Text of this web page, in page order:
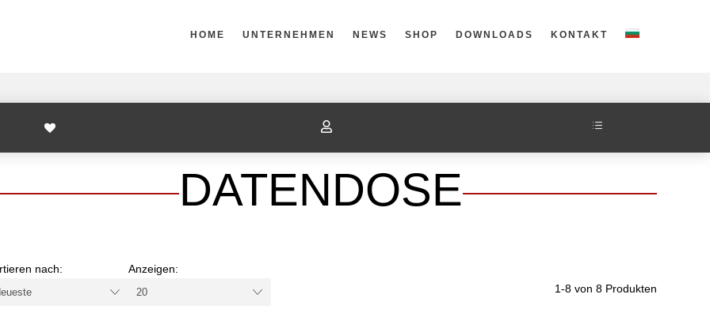
HOME UNTERNEHMEN NEWS SHOP DOWNLOADS KONTAKT
 d
DATENDOSE
nach:
Anzeigen:
1-8 von 8 Produkten